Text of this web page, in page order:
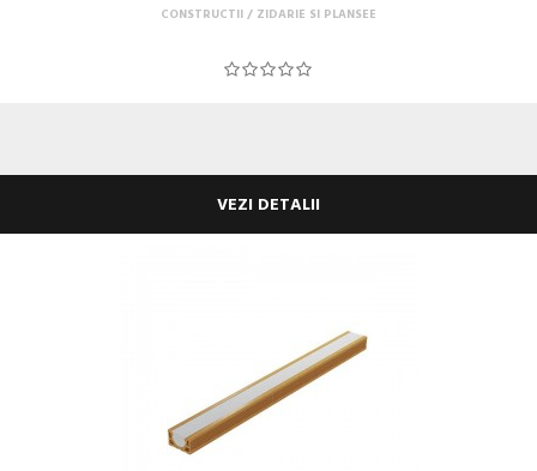
CONSTRUCTII ZIDARIE SI PLANSEE
VEZI DETALII